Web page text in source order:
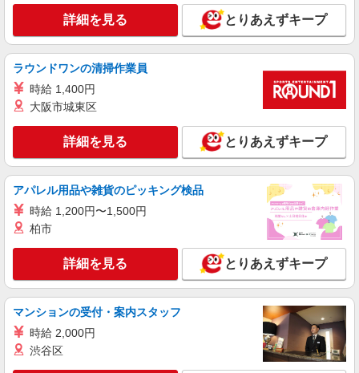
パーソルエクセルHRパートナーズ株式会社
発注業務などの事務サポ
時給1,650円 当社規定あり
大阪府守口市／最寄駅：土居（大阪府）駅、守
口市駅 ※自転車・バイク通勤OK 勤務先名：☆パ
キープ 詳細を見る
派遣社員
パーソルエクセルHRパートナーズ株式会社
発注業務などの事務サポート
時給1,600円〜1,650円（経験・能力による）
大阪府守口市／最寄駅：土居（大阪府）駅、守
口市駅 ※自転車・バイク通勤OK 勤務先名：☆パ
ナソニックグループ☆
キープ 詳細を見る
派遣社員
詳細を見る とりあえずキープ
ラウンドワンの清掃作業員
時給 1,400円
大阪市城東区
詳細を見る とりあえずキープ
アパレル用品や雑貨のピッキング検品
時給 1,200円〜1,500円
柏市
詳細を見る とりあえずキープ
マンションの受付・案内スタッフ
時給 2,000円
渋谷区